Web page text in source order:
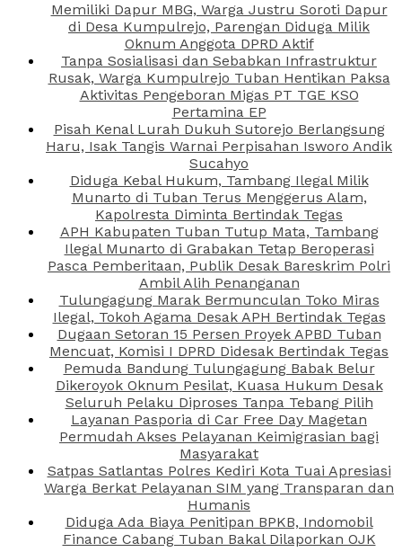
Memiliki Dapur MBG, Warga Justru Soroti Dapur
di Desa Kumpulrejo, Parengan Diduga Milik
Oknum Anggota DPRD Aktif
Tanpa Sosialisasi dan Sebabkan Infrastruktur
Rusak, Warga Kumpulrejo Tuban Hentikan Paksa
Aktivitas Pengeboran Migas PT TGE KSO
Pertamina EP
Pisah Kenal Lurah Dukuh Sutorejo Berlangsung
Haru, Isak Tangis Warnai Perpisahan Isworo Andik
Sucahyo
Diduga Kebal Hukum, Tambang Ilegal Milik
Munarto di Tuban Terus Menggerus Alam,
Kapolresta Diminta Bertindak Tegas
APH Kabupaten Tuban Tutup Mata, Tambang
Ilegal Munarto di Grabakan Tetap Beroperasi
Pasca Pemberitaan, Publik Desak Bareskrim Polri
Ambil Alih Penanganan
Tulungagung Marak Bermunculan Toko Miras
Ilegal, Tokoh Agama Desak APH Bertindak Tegas
Dugaan Setoran 15 Persen Proyek APBD Tuban
Mencuat, Komisi I DPRD Didesak Bertindak Tegas
Pemuda Bandung Tulungagung Babak Belur
Dikeroyok Oknum Pesilat, Kuasa Hukum Desak
Seluruh Pelaku Diproses Tanpa Tebang Pilih
Layanan Pasporia di Car Free Day Magetan
Permudah Akses Pelayanan Keimigrasian bagi
Masyarakat
Satpas Satlantas Polres Kediri Kota Tuai Apresiasi
Warga Berkat Pelayanan SIM yang Transparan dan
Humanis
Diduga Ada Biaya Penitipan BPKB, Indomobil
Finance Cabang Tuban Bakal Dilaporkan OJK